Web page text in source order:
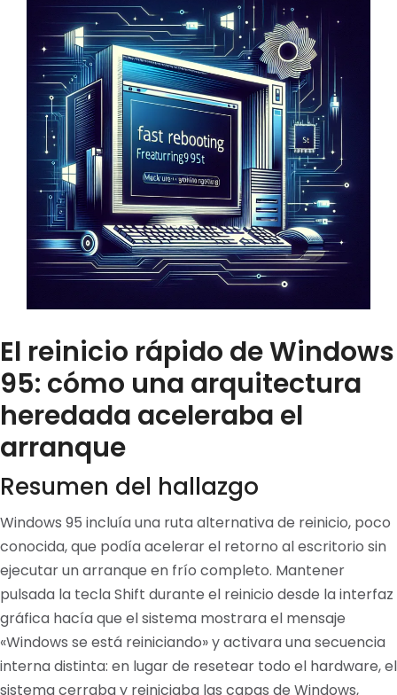
El reinicio rápido de Windows
95: cómo una arquitectura
heredada aceleraba el
arranque
Resumen del hallazgo
Windows 95 incluía una ruta alternativa de reinicio, poco
conocida, que podía acelerar el retorno al escritorio sin
ejecutar un arranque en frío completo. Mantener
pulsada la tecla Shift durante el reinicio desde la interfaz
gráfica hacía que el sistema mostrara el mensaje
«Windows se está reiniciando» y activara una secuencia
interna distinta: en lugar de resetear todo el hardware, el
sistema cerraba y reiniciaba las capas de Windows,